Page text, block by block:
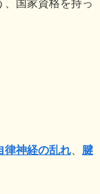
、国家資格を持っ
律神経の乱れ
腱